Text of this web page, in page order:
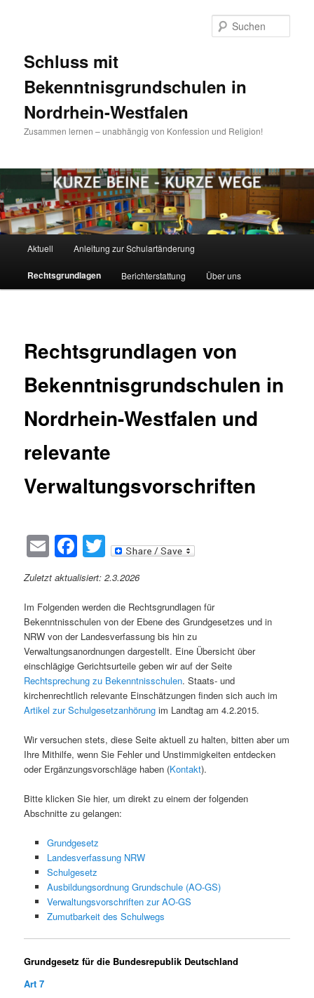
Schluss mit
Bekenntnisgrundschulen in
Nordrhein-Westfalen
Zusammen lernen – unabhängig von Konfession und Religion!
Aktuell Anleitung zur Schulartänderung
Rechtsgrundlagen Berichterstattung Über uns
Rechtsgrundlagen von
Bekenntnisgrundschulen in
Nordrhein-Westfalen und
relevante
Verwaltungsvorschriften
EmailFacebook
Twitter
Zuletzt aktualisiert: 2.3.2026
Im Folgenden werden die Rechtsgrundlagen für
Bekenntnisschulen von der Ebene des Grundgesetzes und in
NRW von der Landesverfassung bis hin zu
Verwaltungsanordnungen dargestellt. Eine Übersicht über
einschlägige Gerichtsurteile geben wir auf der Seite
Rechtsprechung zu Bekenntnisschulen. Staats- und
kirchenrechtlich relevante Einschätzungen finden sich auch im
Artikel zur Schulgesetzanhörung im Landtag am 4.2.2015.
Wir versuchen stets, diese Seite aktuell zu halten, bitten aber um
Ihre Mithilfe, wenn Sie Fehler und Unstimmigkeiten entdecken
oder Ergänzungsvorschläge haben (Kontakt).
Bitte klicken Sie hier, um direkt zu einem der folgenden
Abschnitte zu gelangen:
Grundgesetz
Landesverfassung NRW
Schulgesetz
Ausbildungsordnung Grundschule (AO-GS)
Verwaltungsvorschriften zur AO-GS
Zumutbarkeit des Schulwegs
Grundgesetz für die Bundesrepublik Deutschland
Art 7